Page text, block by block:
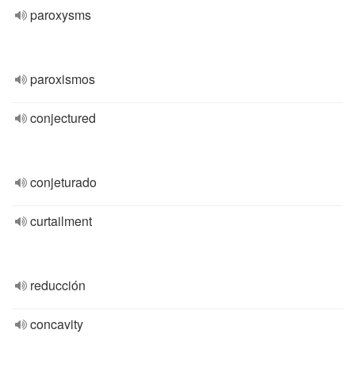
paroxysms
paroxismos
conjectured
conjeturado
curtailment
reducción
concavity